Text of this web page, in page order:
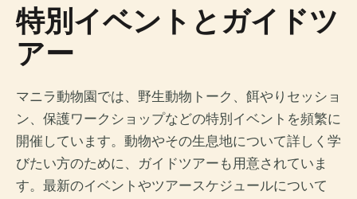
特別イベントとガイドツ
アー
マニラ動物園では、野生動物トーク、餌やりセッショ
ン、保護ワークショップなどの特別イベントを頻繁に
開催しています。動物やその生息地について詳しく学
びたい方のために、ガイドツアーも用意されていま
す。最新のイベントやツアースケジュールについて